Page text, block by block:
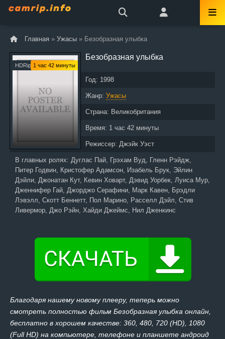
Главная » Ужасы » Безобразная улыбка
HDRip 1 час 42 минуты
Безобразная улыбка
Год: 1998
Жанр: Ужасы
Страна: Великобритания
Время: 1 час 42 минуты
Режиссер: Джэйк Уэст
В главных ролях: Дуглас Пай, Грэхам Вуд, Гленн Рэйдж,
Питер Годвин, Кристофер Адамсон, Изабель Брук, Эйлин
Дэйли, Джонатан Кут, Кевин Ховарт, Дэвид Уорбек, Луиса Мур,
Дженнифер Гай, Джорджо Серафини, Марк Кавен, Брэдли
Лэвэлл, Скотт Беннетт, Пол Марино, Расселл Дэйл, Стив
Ливермор, Джо Рэйн, Хайди Джеймс, Нил Дженкинс
Благодаря нашему новому плееру, теперь можно
смотреть полностью фильм Безобразная улыбка онлайн,
бесплатно в хорошем качестве: 360, 480, 720 (HD), 1080
(Full HD) на компьютере, телефоне и планшете андроид